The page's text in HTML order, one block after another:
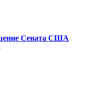
Сената США